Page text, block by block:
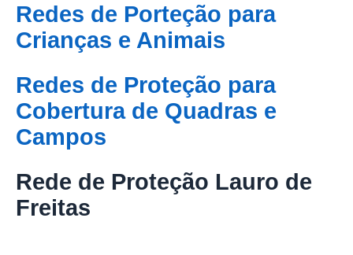
Redes de Porteção para
Crianças e Animais
Redes de Proteção para
Cobertura de Quadras e
Campos
Rede de Proteção Lauro de
Freitas